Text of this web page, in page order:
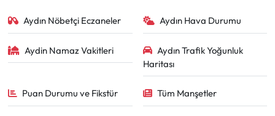
Aydın Nöbetçi Eczaneler Aydın Hava Durumu
Aydin Namaz Vakitleri
Aydın Trafik Yoğunluk
Haritası
Puan Durumu ve Fikstür Tüm Manşetler